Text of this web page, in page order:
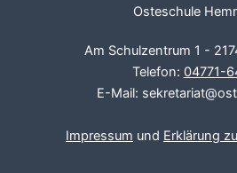
Osteschule
Am Schulzentrum 1 -
Telefon: 04771-
E-Mail:
Impressum und Erklärung